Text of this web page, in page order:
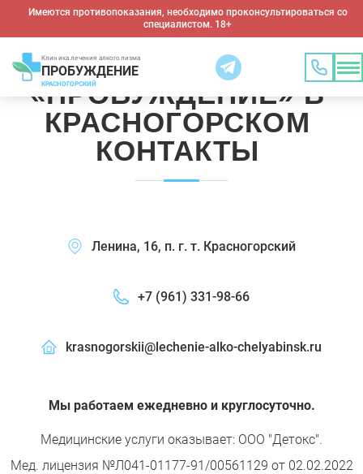
Имеются противопоказания, необходимо проконсультироваться со
специалистом. 18+
Клиника лечения алкоголизма
ПРОБУЖДЕНИЕ
КРАСНОГОРСКИЙ
КЛИНИКА ЛЕЧЕНИЯ
АЛКОГОЛИЗМА
«ПРОБУЖДЕНИЕ» В
КРАСНОГОРСКОМ
КОНТАКТЫ
Ленина, 16, п. г. т. Красногорский
+7 (961) 331-98-66
krasnogorskii@lechenie-alko-chelyabinsk.ru
Мы работаем ежедневно и круглосуточно.
Медицинские услуги оказывает: ООО "Детокс".
Мед. лицензия №Л041-01177-91/00561129 от 02.02.2022